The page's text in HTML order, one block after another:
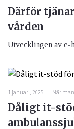
Därför
vården
Utvecklingen av e-
1 januari, 2025 När
Dåligt it-